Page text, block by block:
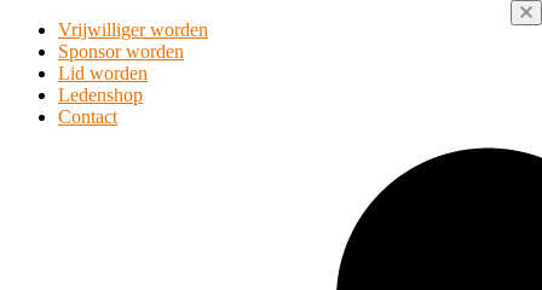
Vrijwilliger worden
Sponsor worden
Lid worden
Ledenshop
Contact